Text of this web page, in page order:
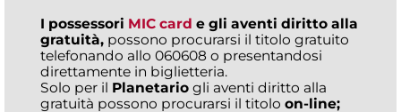
I possessori MIC card e gli aventi diritto alla
gratuità, possono procurarsi il titolo gratuito
telefonando allo 060608 o presentandosi
direttamente in biglietteria.
Solo per il Planetario gli aventi diritto alla
gratuità possono procurarsi il titolo on-line;